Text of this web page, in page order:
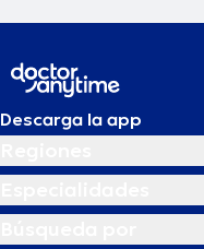
Descarga la app